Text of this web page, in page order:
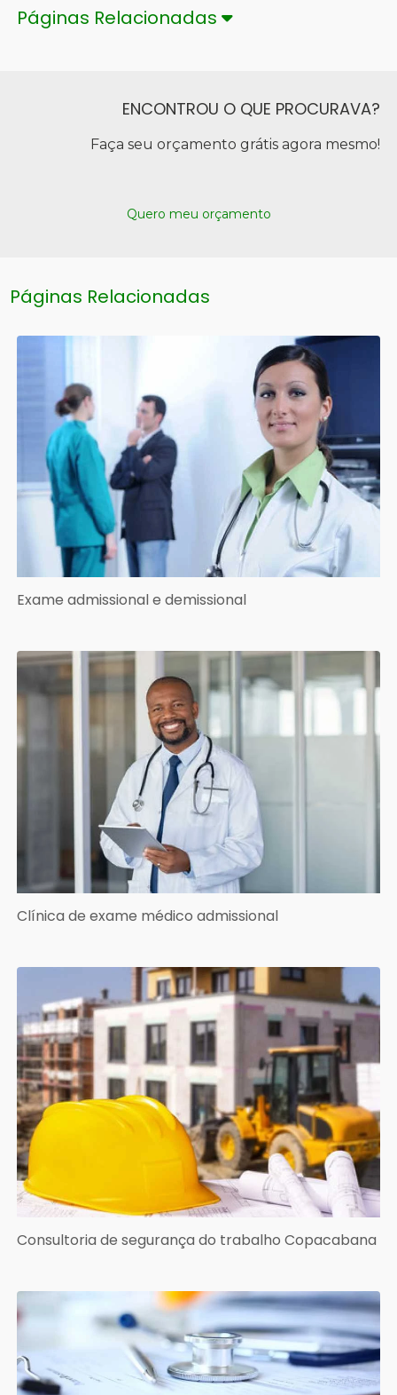
Páginas Relacionadas
ENCONTROU O QUE PROCURAVA?
Faça seu orçamento grátis agora mesmo!
Quero meu orçamento
Páginas Relacionadas
Exame admissional e demissional
Clínica de exame médico admissional
Consultoria de segurança do trabalho Copacabana